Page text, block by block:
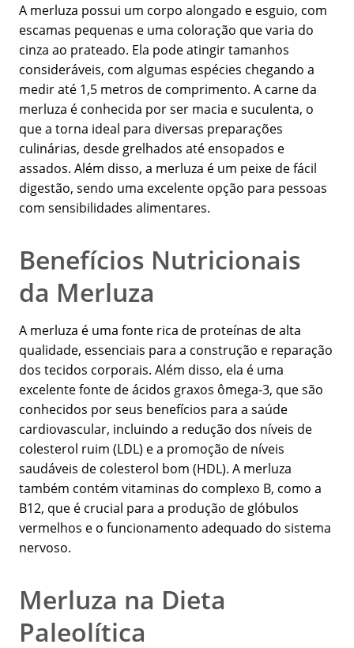
A merluza possui um corpo alongado e esguio, com
escamas pequenas e uma coloração que varia do
cinza ao prateado. Ela pode atingir tamanhos
consideráveis, com algumas espécies chegando a
medir até 1,5 metros de comprimento. A carne da
merluza é conhecida por ser macia e suculenta, o
que a torna ideal para diversas preparações
culinárias, desde grelhados até ensopados e
assados. Além disso, a merluza é um peixe de fácil
digestão, sendo uma excelente opção para pessoas
com sensibilidades alimentares.
Benefícios Nutricionais
da Merluza
A merluza é uma fonte rica de proteínas de alta
qualidade, essenciais para a construção e reparação
dos tecidos corporais. Além disso, ela é uma
excelente fonte de ácidos graxos ômega-3, que são
conhecidos por seus benefícios para a saúde
cardiovascular, incluindo a redução dos níveis de
colesterol ruim (LDL) e a promoção de níveis
saudáveis de colesterol bom (HDL). A merluza
também contém vitaminas do complexo B, como a
B12, que é crucial para a produção de glóbulos
vermelhos e o funcionamento adequado do sistema
nervoso.
Merluza na Dieta
Paleolítica